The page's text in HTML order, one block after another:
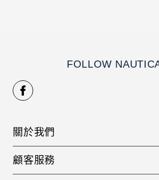
FOLLOW
關於我們
品牌故事
人才招募
銷售據點
顧客服務
聯絡我們